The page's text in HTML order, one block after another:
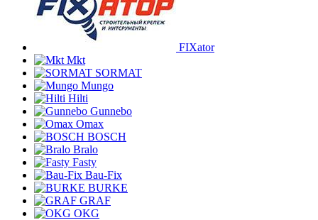
FIXator
Mkt
SORMAT
Mungo
Hilti
Gunnebo
Omax
BOSCH
Bralo
Fasty
Bau-Fix
BURKE
GRAF
OKG